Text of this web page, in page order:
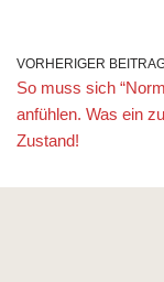
VORHERIGER
So muss sich
anfühlen. Was ein
Zustand!